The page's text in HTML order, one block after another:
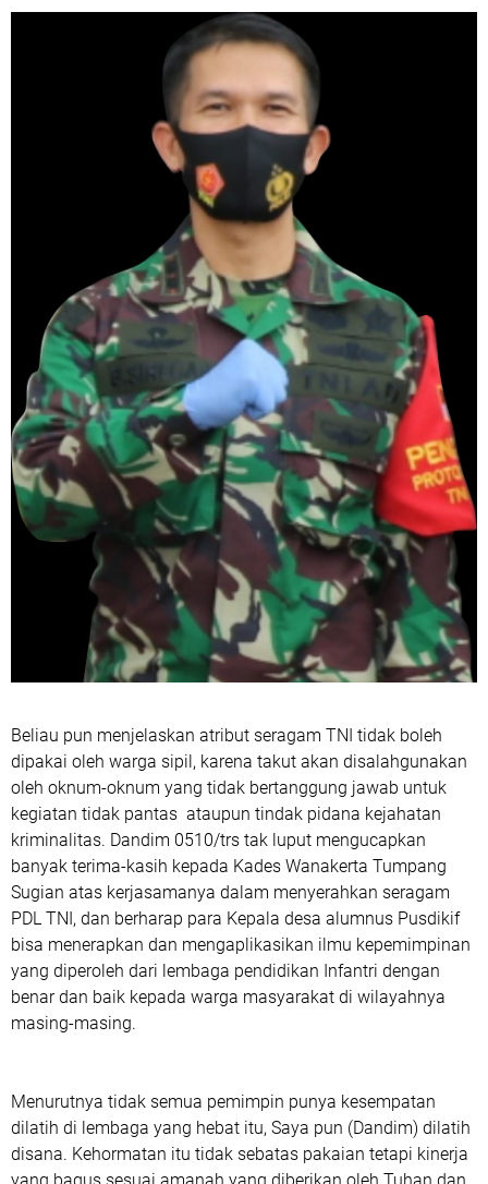
Beliau pun menjelaskan atribut seragam TNI tidak boleh
dipakai oleh warga sipil, karena takut akan disalahgunakan
oleh oknum-oknum yang tidak bertanggung jawab untuk
kegiatan tidak pantas ataupun tindak pidana kejahatan
kriminalitas. Dandim 0510/trs tak luput mengucapkan
banyak terima-kasih kepada Kades Wanakerta Tumpang
Sugian atas kerjasamanya dalam menyerahkan seragam
PDL TNI, dan berharap para Kepala desa alumnus Pusdikif
bisa menerapkan dan mengaplikasikan ilmu kepemimpinan
yang diperoleh dari lembaga pendidikan Infantri dengan
benar dan baik kepada warga masyarakat di wilayahnya
masing-masing.
Menurutnya tidak semua pemimpin punya kesempatan
dilatih di lembaga yang hebat itu, Saya pun (Dandim) dilatih
disana. Kehormatan itu tidak sebatas pakaian tetapi kinerja